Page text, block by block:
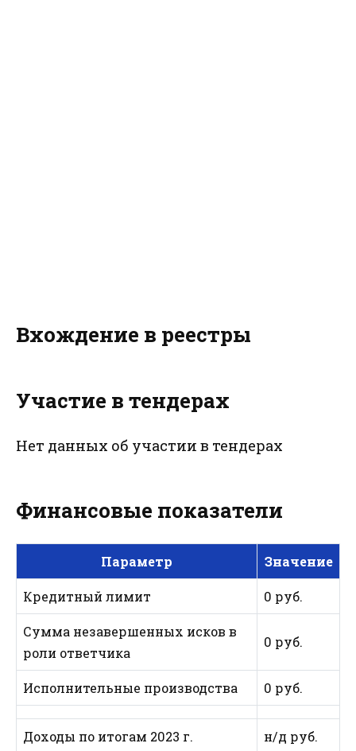
Вхождение в реестры
Участие в тендерах
Нет данных об участии в тендерах
Финансовые показатели
Параметр Значение
Кредитный лимит 0 руб.
Сумма незавершенных исков в
роли ответчика
0 руб.
Исполнительные производства 0 руб.
Доходы по итогам 2023 г. н/д руб.